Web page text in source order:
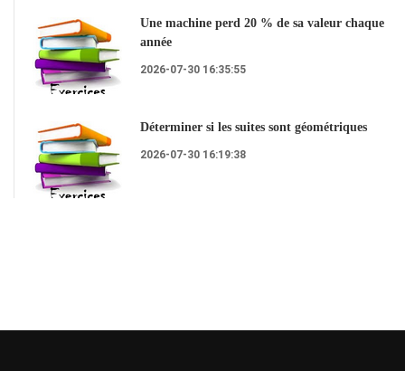
Une machine perd 20 % de sa valeur chaque
année
2026-07-30 16:35:55
Déterminer si les suites sont géométriques
2026-07-30 16:19:38